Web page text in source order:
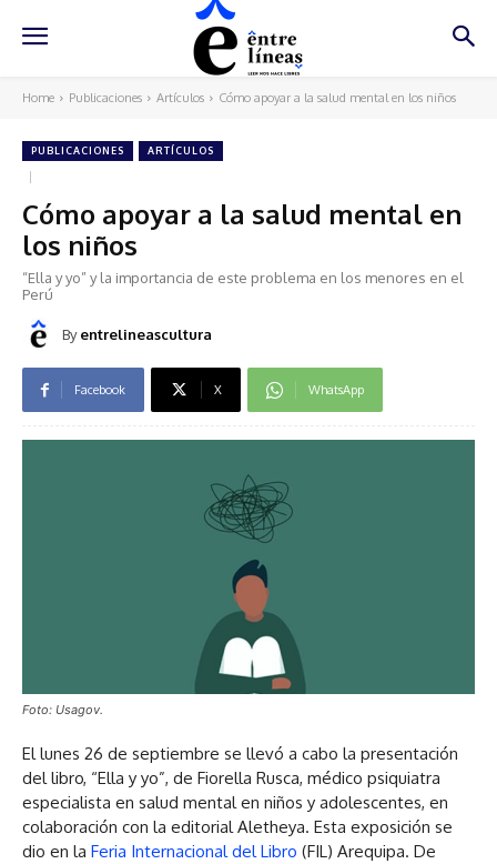
Home Publicaciones Artículos Cómo apoyar a la salud mental en los niños
PUBLICACIONES ARTÍCULOS
Cómo apoyar a la salud mental en
los niños
“Ella y yo” y la importancia de este problema en los menores en el
Perú
By entrelineascultura
Facebook X WhatsApp
Foto: Usagov.
El lunes 26 de septiembre se llevó a cabo la presentación
del libro, “Ella y yo”, de Fiorella Rusca, médico psiquiatra
especialista en salud mental en niños y adolescentes, en
colaboración con la editorial Aletheya. Esta exposición se
dio en la Feria Internacional del Libro (FIL) Arequipa. De